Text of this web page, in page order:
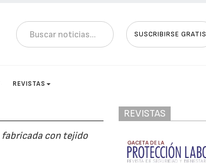
SUSCRIBIRSE GRATIS
REVISTAS
con tejido
REVISTAS